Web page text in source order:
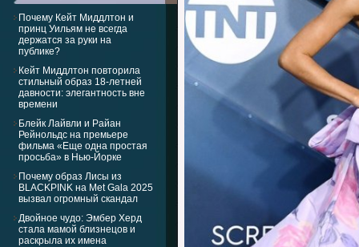
Почему Кейт Миддлтон и
принц Уильям не всегда
держатся за руки на
публике?
Кейт Миддлтон повторила
стильный образ 18-летней
давности: элегантность вне
времени
Блейк Лайвли и Райан
Рейнольдс на премьере
фильма «Еще одна простая
просьба» в Нью-Йорке
Почему образ Лисы из
BLACKPINK на Met Gala 2025
вызвал огромный скандал
Двойное чудо: Эмбер Херд
стала мамой близнецов и
раскрыла их имена